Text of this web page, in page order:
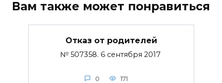
Вам также может понравиться
Отказ от родителей
№ 507358. 6 сентября 2017
0 171